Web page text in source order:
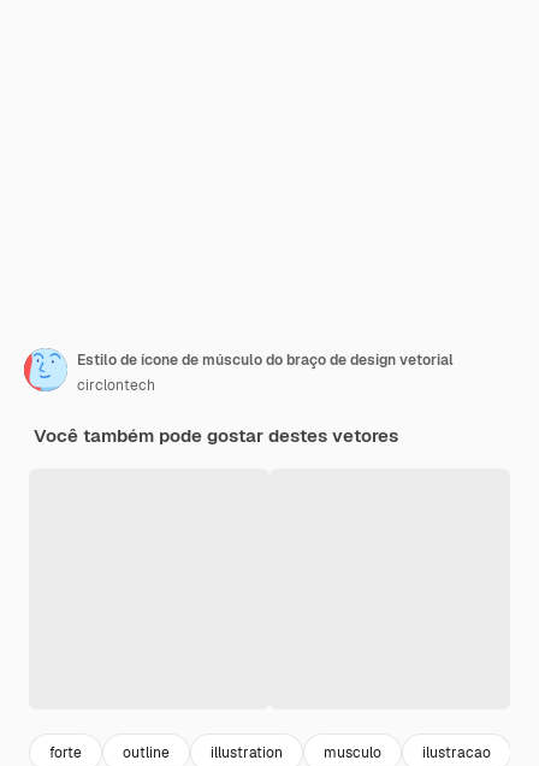
Estilo de ícone de músculo do braço de design vetorial
circlontech
Você também pode gostar destes vetores
forte outline illustration musculo ilustracao